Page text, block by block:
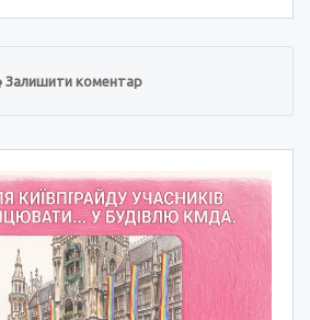
Залишити коментар